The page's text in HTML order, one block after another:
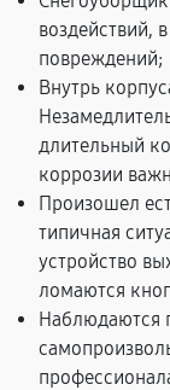
воздействий,
повреждений;
Внутрь
длительный
коррозии
Произошел
типичная
устройство
ломаются
Наблюдаются